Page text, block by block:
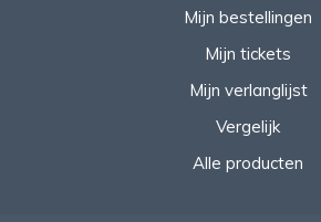
Mijn bestellingen
Mijn tickets
Mijn verlanglijst
Vergelijk
Alle producten